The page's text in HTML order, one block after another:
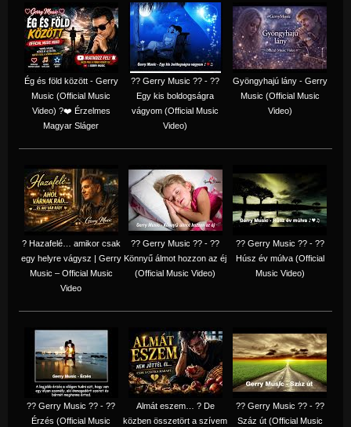
Ég és föld között - Gerry
Music (Official Music
Video) ?❤️ Érzelmes
Magyar Sláger
?? Gerry Music ?? - ??
Egy kis boldogságra
vágyom (Official Music
Video)
Gyöngyhajú lány - Gerry
Music (Official Music
Video)
? Hazafelé… amikor csak
egy helyre vágysz | Gerry
Music – Official Music
Video
?? Gerry Music ?? - ??
Könnyű álmot hozzon az éj
(Official Music Video)
?? Gerry Music ?? - ??
Húsz év múlva (Official
Music Video)
?? Gerry Music ?? - ??
Érzés (Official Music
Almát eszem… ? De
közben összetört a szívem
?? Gerry Music ?? - ??
Száz út (Official Music